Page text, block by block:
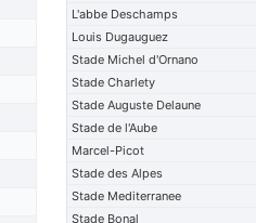
L'abbe Deschamps
Louis Dugauguez
Stade Michel d'Ornano
Stade Charlety
Stade Auguste Delaune
Stade de l'Aube
Marcel-Picot
Stade des Alpes
Stade Mediterranee
Stade Bonal